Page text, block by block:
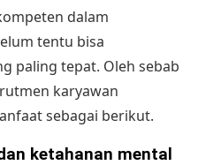
dalam
tentu bisa
paling tepat. Oleh sebab
karyawan
sebagai berikut.
ketahanan mental